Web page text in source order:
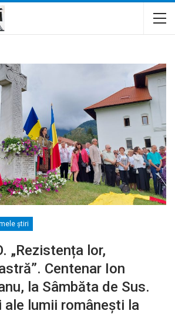
ştiri
„Rezistența lor,
Centenar Ion
la Sâmbăta de Sus.
lumii românești la